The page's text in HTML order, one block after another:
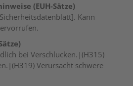
(EUH-Sätze)
Kann
bei Verschlucken.|(H315)
Verursacht schwere